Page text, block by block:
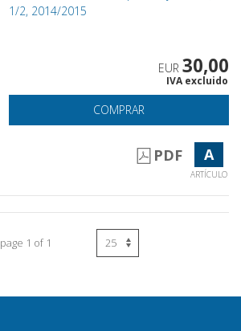
1/2, 2014/2015
EUR 30,00
IVA excluido
COMPRAR
PDF A
ARTÍCULO
page 1 of 1